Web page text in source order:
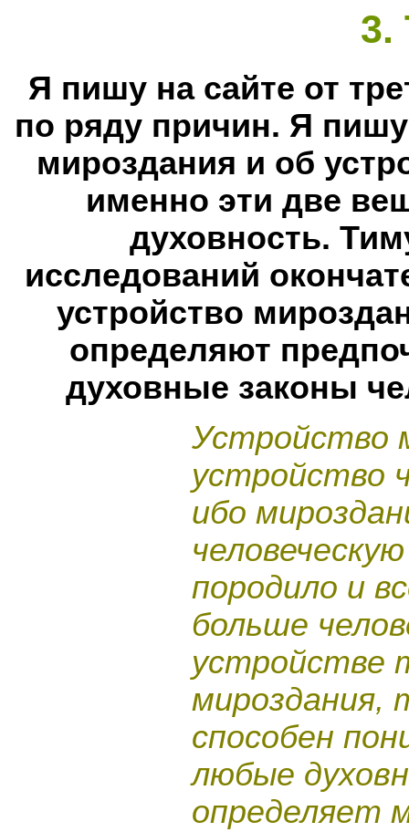
3.
Я пишу на сайте от
по ряду причин. Я
мироздания и об
именно эти две
духовность.
исследований
устройство
определяют
духовные законы
Устройство
устройство
ибо
породило и
больше
устройстве
мироздания,
способен
любые
определяет